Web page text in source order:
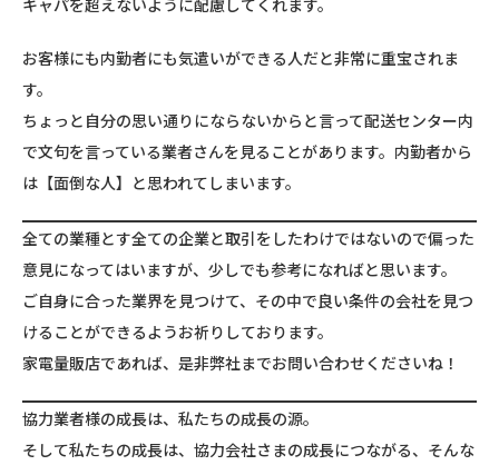
キャパを超えないように配慮してくれます。
お客様にも内勤者にも気遣いができる人だと非常に重宝されま
す。
ちょっと自分の思い通りにならないからと言って配送センター内
で文句を言っている業者さんを見ることがあります。内勤者から
は【面倒な人】と思われてしまいます。
全ての業種とす全ての企業と取引をしたわけではないので偏った
意見になってはいますが、少しでも参考になればと思います。
ご自身に合った業界を見つけて、その中で良い条件の会社を見つ
けることができるようお祈りしております。
家電量販店であれば、是非弊社までお問い合わせくださいね！
協力業者様の成長は、私たちの成長の源。
そして私たちの成長は、協力会社さまの成長につながる、そんな